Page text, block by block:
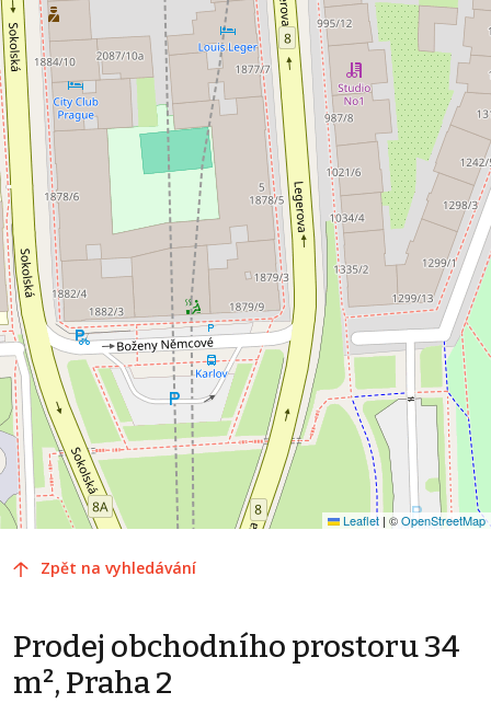
Leaflet | ©OpenStreetMap
Zpět na vyhledávání
Prodej obchodního prostoru 34
m², Praha 2